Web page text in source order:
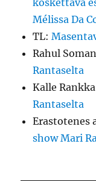
koskettava
Mélissa Da
TL:
Rahul
Rantaselta
Kalle Rankka
Rantaselta
Erastotenes
show Mari